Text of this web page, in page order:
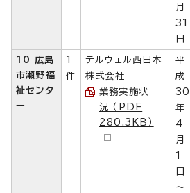
月
31
日
10 広島
市瀬野福
祉センタ
ー
1
件
テルウェル西日本
株式会社
業務実施状
況 （PDF
280.3KB）
平
成
30
年
4
月
1
日
～